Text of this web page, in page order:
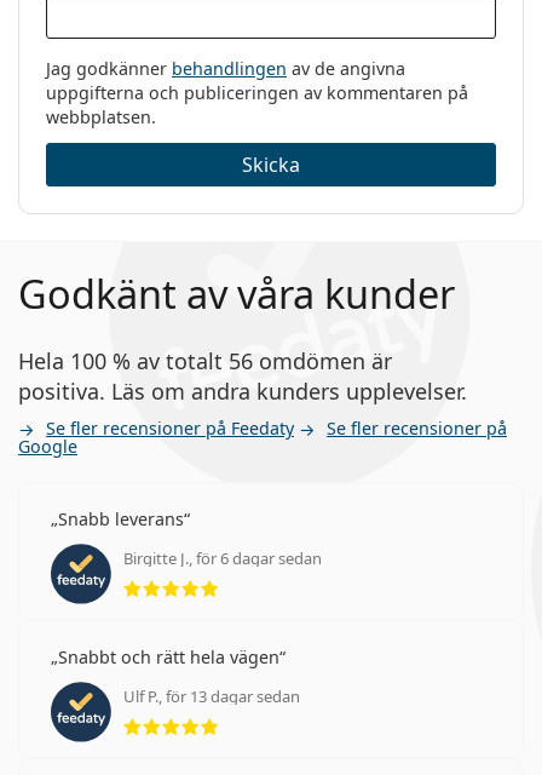
Jag godkänner behandlingen av de angivna
uppgifterna och publiceringen av kommentaren på
webbplatsen.
Skicka
Godkänt av våra kunder
Hela 100 % av totalt 56 omdömen är
positiva. Läs om andra kunders upplevelser.
Se fler recensioner på Feedaty Se fler recensioner på
Google
Snabb leverans
Birgitte J., för 6 dagar sedan
Betyg 5 av 5
Snabbt och rätt hela vägen
Ulf P., för 13 dagar sedan
Betyg 5 av 5